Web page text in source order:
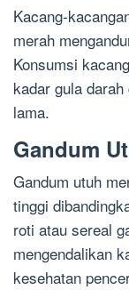
Kacang-
merah
Konsumsi
kadar gula
lama.
Gandum
Gandum utuh
tinggi
roti atau sereal
mengendalikan
kesehatan